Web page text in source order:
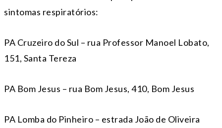
sintomas respiratórios:
PA Cruzeiro do Sul – rua Professor Manoel Lobato,
151, Santa Tereza
PA Bom Jesus – rua Bom Jesus, 410, Bom Jesus
PA Lomba do Pinheiro – estrada João de Oliveira